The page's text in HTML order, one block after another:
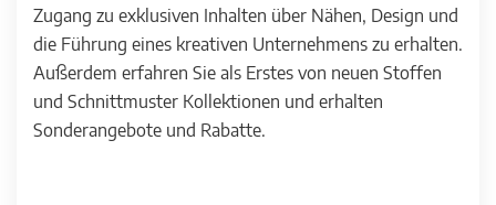
Zugang zu exklusiven Inhalten über Nähen, Design und
die Führung eines kreativen Unternehmens zu erhalten.
Außerdem erfahren Sie als Erstes von neuen Stoffen
und Schnittmuster Kollektionen und erhalten
Sonderangebote und Rabatte.